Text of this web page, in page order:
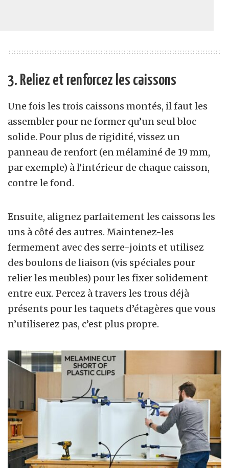
3. Reliez et renforcez les caissons
Une fois les trois caissons montés, il faut les
assembler pour ne former qu’un seul bloc
solide. Pour plus de rigidité, vissez un
panneau de renfort (en mélaminé de 19 mm,
par exemple) à l’intérieur de chaque caisson,
contre le fond.
Ensuite, alignez parfaitement les caissons les
uns à côté des autres. Maintenez-les
fermement avec des serre-joints et utilisez
des boulons de liaison (vis spéciales pour
relier les meubles) pour les fixer solidement
entre eux. Percez à travers les trous déjà
présents pour les taquets d’étagères que vous
n’utiliserez pas, c’est plus propre.